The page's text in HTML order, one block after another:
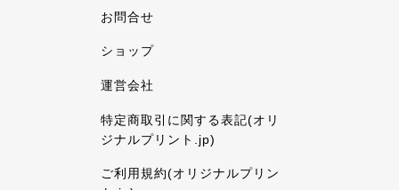
お問合せ
ショップ
運営会社
特定商取引に関する表記(オリ
ジナルプリント.jp)
ご利用規約(オリジナルプリン